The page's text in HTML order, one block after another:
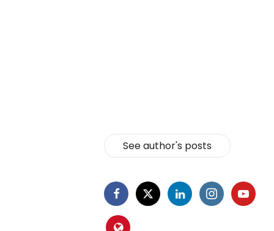
See author's posts